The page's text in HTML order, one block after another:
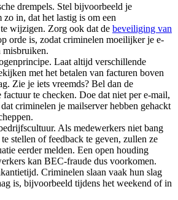
drempels. Stel bijvoorbeeld je
zo in, dat het lastig is om een
wijzigen. Zorg ook dat de beveiliging van
orde is, zodat criminelen moeilijker je e-
misbruiken.
Laat altijd verschillende
met het betalen van facturen boven
Zie je iets vreemds? Bel dan de
factuur te checken. Doe dat niet per e-mail,
criminelen je mailserver hebben gehackt
Als medewerkers niet bang
stellen of feedback te geven, zullen ze
eerder melden. Een open houding
kan BEC-fraude dus voorkomen.
Criminelen slaan vaak hun slag
is, bijvoorbeeld tijdens het weekend of in